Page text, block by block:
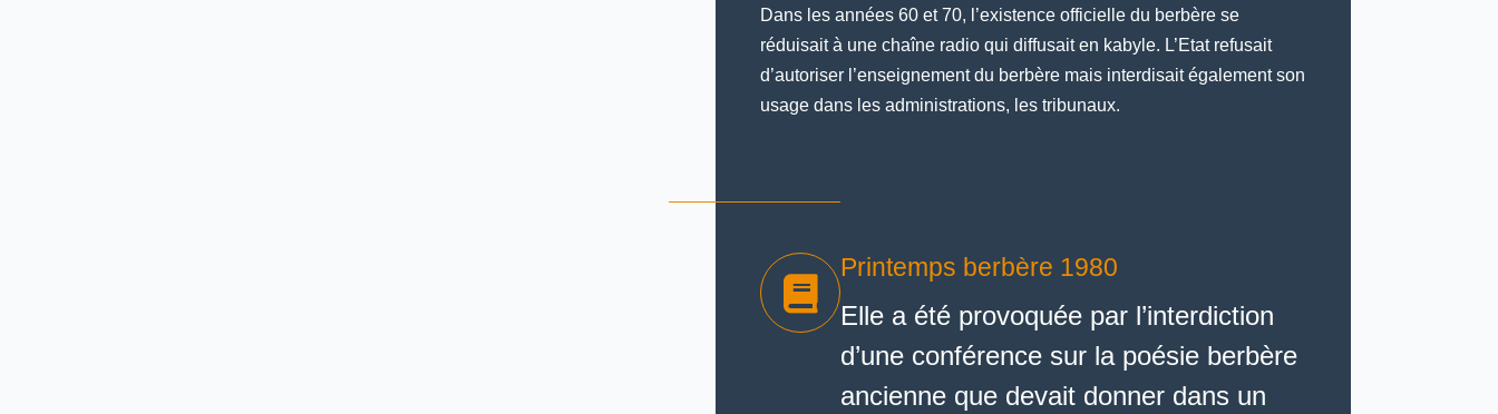
Dans les années 60 et 70, l’existence officielle du berbère se
réduisait à une chaîne radio qui diffusait en kabyle. L’Etat refusait
d’autoriser l’enseignement du berbère mais interdisait également son
usage dans les administrations, les tribunaux.
Printemps berbère 1980
Elle a été provoquée par l’interdiction
d’une conférence sur la poésie berbère
ancienne que devait donner dans un